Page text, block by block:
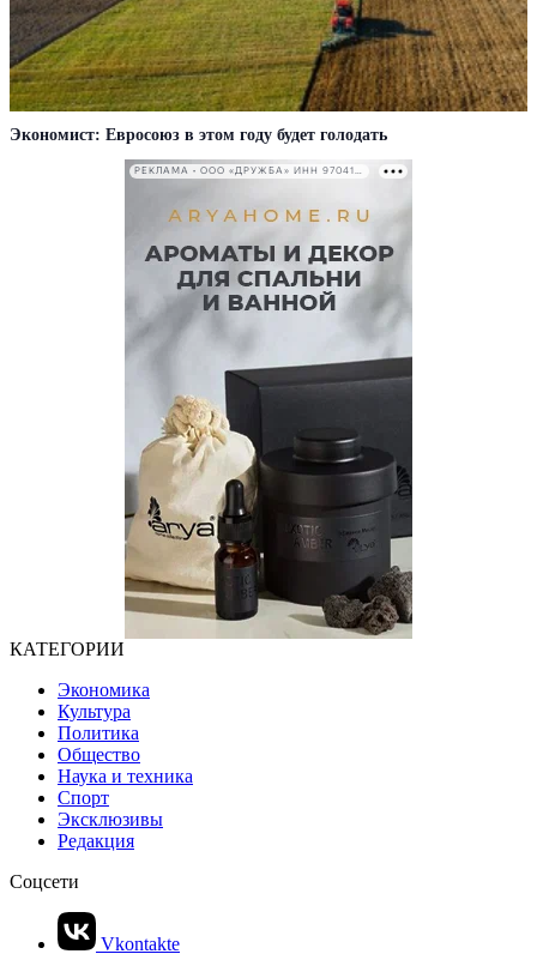
Экономист: Евросоюз в этом году будет голодать
РЕКЛАМА • ООО «ДРУЖБА» ИНН 9704146411
КАТЕГОРИИ
Экономика
Культура
Политика
Общество
Наука и техника
Спорт
Эксклюзивы
Редакция
Соцсети
Vkontakte